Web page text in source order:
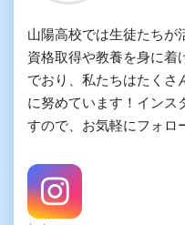
山陽高校では生徒たちが
資格取得や教養を身に着
でおり、私たちはたくさ
に努めています！インス
すので、お気軽にフォロ